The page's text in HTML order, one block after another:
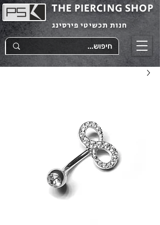
THE PIERCING SHOP
חנות תכשיטי פירסינג